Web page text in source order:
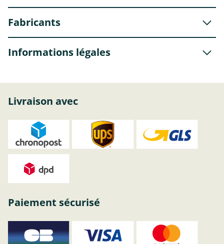
Fabricants
Informations légales
Livraison avec
Paiement sécurisé